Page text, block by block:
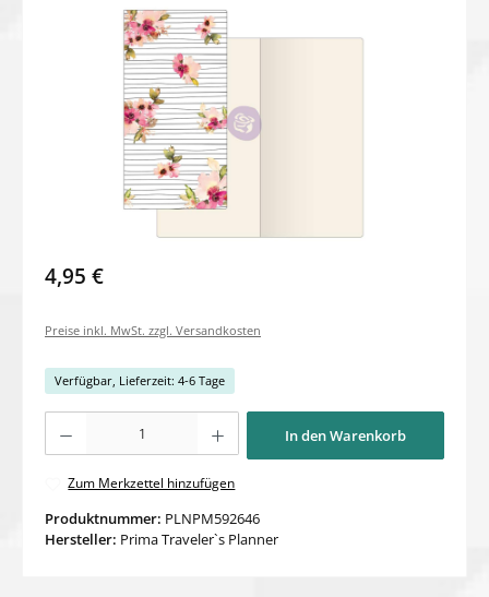
Bildergalerie überspringen
4,95 €
Preise inkl. MwSt. zzgl. Versandkosten
Verfügbar, Lieferzeit: 4-6 Tage
In den Warenkorb
Zum Merkzettel hinzufügen
Produktnummer: PLNPM592646
Hersteller: Prima Traveler`s Planner